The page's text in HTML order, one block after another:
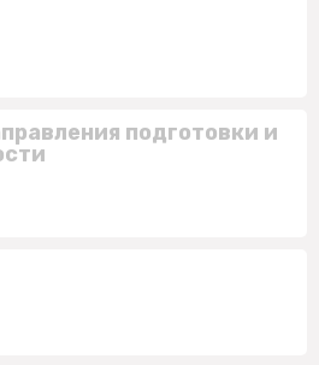
подготовки и